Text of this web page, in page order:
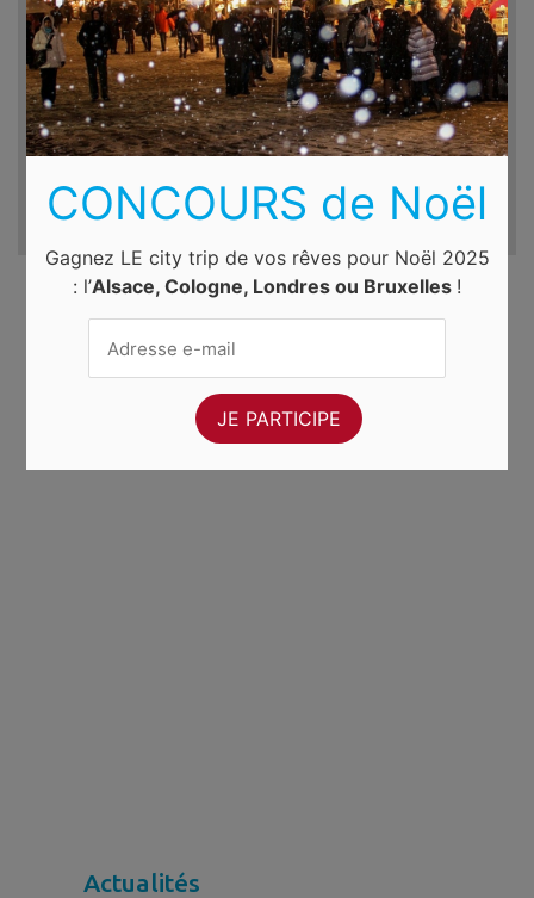
Du
sam. 8 août 2026
Au
dim. 9 août 2026
Actualités
CONCOURS de Noël
Gagnez LE city trip de vos rêves pour Noël 2025
: l’Alsace, Cologne, Londres ou Bruxelles !